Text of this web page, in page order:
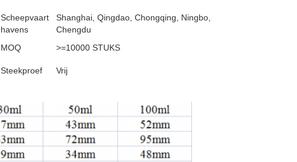
Scheepvaart
havens
Shanghai, Qingdao, Chongqing, Ningbo,
Chengdu
MOQ
>=10000 STUKS
Steekproef Vrij